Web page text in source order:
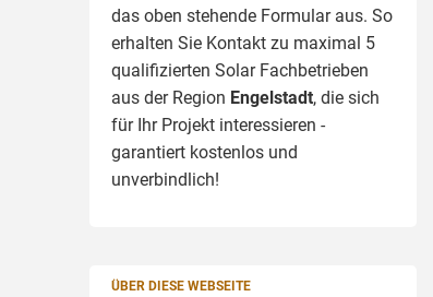
das oben stehende Formular aus. So
erhalten Sie Kontakt zu maximal 5
qualifizierten Solar Fachbetrieben
aus der Region Engelstadt, die sich
für Ihr Projekt interessieren -
garantiert kostenlos und
unverbindlich!
ÜBER DIESE WEBSEITE